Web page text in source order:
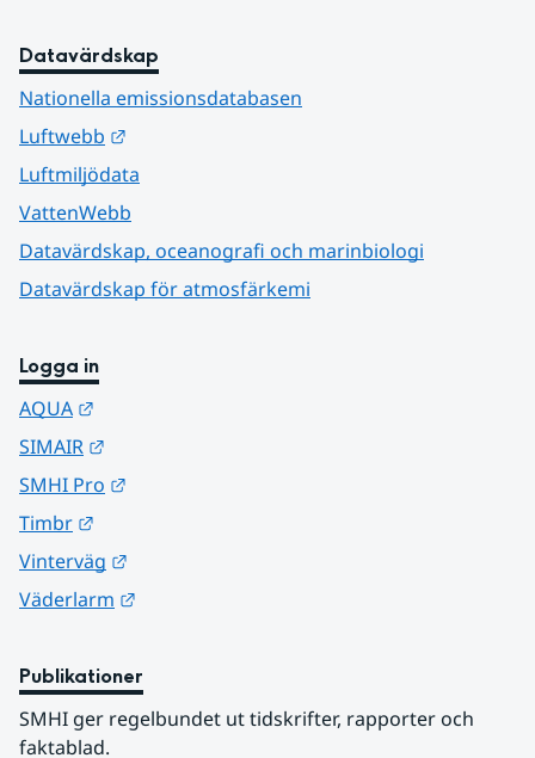
Datavärdskap
Nationella emissionsdatabasen
Luftwebb
Luftmiljödata
VattenWebb
Datavärdskap, oceanografi och marinbiologi
Datavärdskap för atmosfärkemi
Logga in
AQUA
SIMAIR
SMHI Pro
Timbr
Vinterväg
Väderlarm
Publikationer
SMHI ger regelbundet ut tidskrifter, rapporter och
faktablad.